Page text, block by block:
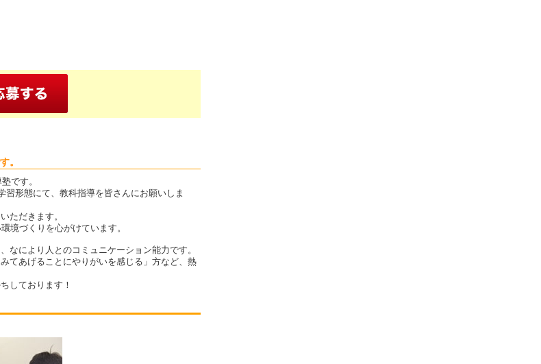
。
です。
形態にて、教科指導を皆さんにお願いしま
ただきます。
境づくりを心がけています。
なにより人とのコミュニケーション能力です。
てあげることにやりがいを感じる」方など、熱
しております！